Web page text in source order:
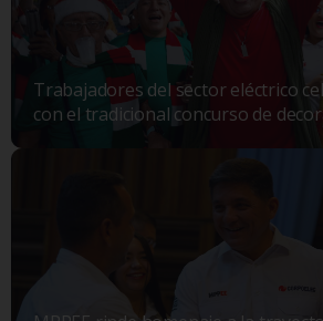
Trabajadores del sector eléctrico
con el tradicional concurso de